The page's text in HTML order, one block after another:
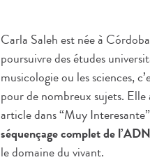
Carla Saleh est née à
poursuivre des études
musicologie ou les sciences,
pour de nombreux sujets.
article dans “Muy
séquençage complet de
le domaine du vivant.